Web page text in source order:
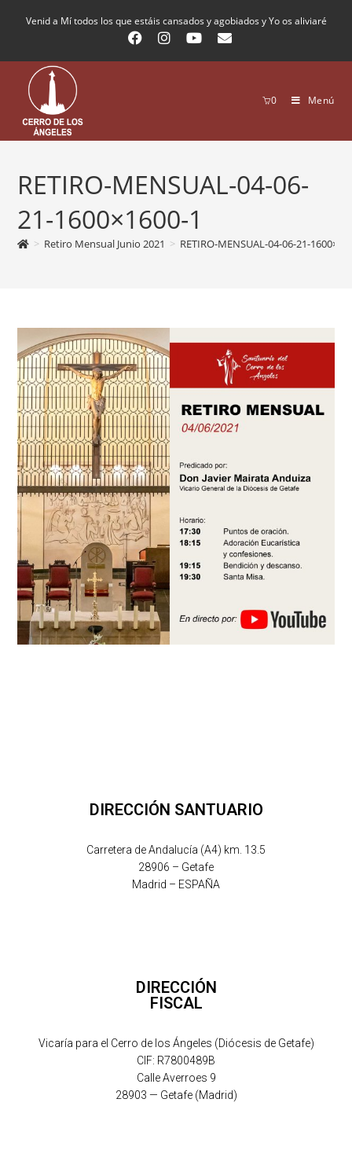
Venid a Mí todos los que estáis cansados y agobiados y Yo os aliviaré
0 Menú
RETIRO-MENSUAL-04-06-
21-1600×1600-1
> Retiro Mensual Junio 2021 > RETIRO-MENSUAL-04-06-21-
DIRECCIÓN SANTUARIO
Carretera de Andalucía (A4) km. 13.5
28906 – Getafe
Madrid – ESPAÑA
DIRECCIÓN
FISCAL
Vicaría para el Cerro de los Ángeles (Diócesis de Getafe)
CIF: R7800489B
Calle Averroes 9
28903 — Getafe (Madrid)